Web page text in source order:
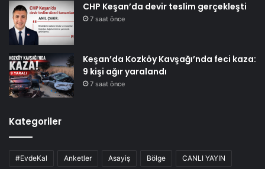
CHP Keşan’da devir teslim gerçekleşti
7 saat önce
Keşan’da Kozköy Kavşağı’nda feci kaza:
9 kişi ağır yaralandı
7 saat önce
Kategoriler
#EvdeKal Anketler Asayiş Bölge CANLI YAYIN